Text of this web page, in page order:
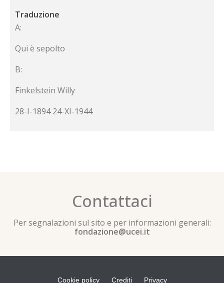
Traduzione
A:
Qui è sepolto
B:
Finkelstein Willy
28-I-1894 24-XI-1944
Contattaci
Per segnalazioni sul sito e per informazioni generali:
fondazione@ucei.it
Cookie policy Crediti Privacy